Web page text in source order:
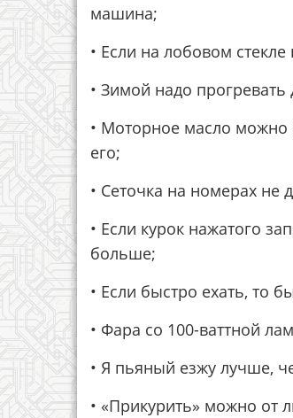
машина;
• Если на лобовом
• Зимой надо
• Моторное масло можно
его;
• Сеточка на номерах не
• Если курок нажатого
больше;
• Если быстро ехать, то
• Фара со 100-ваттной
• Я пьяный езжу лучше,
• «Прикурить» можно